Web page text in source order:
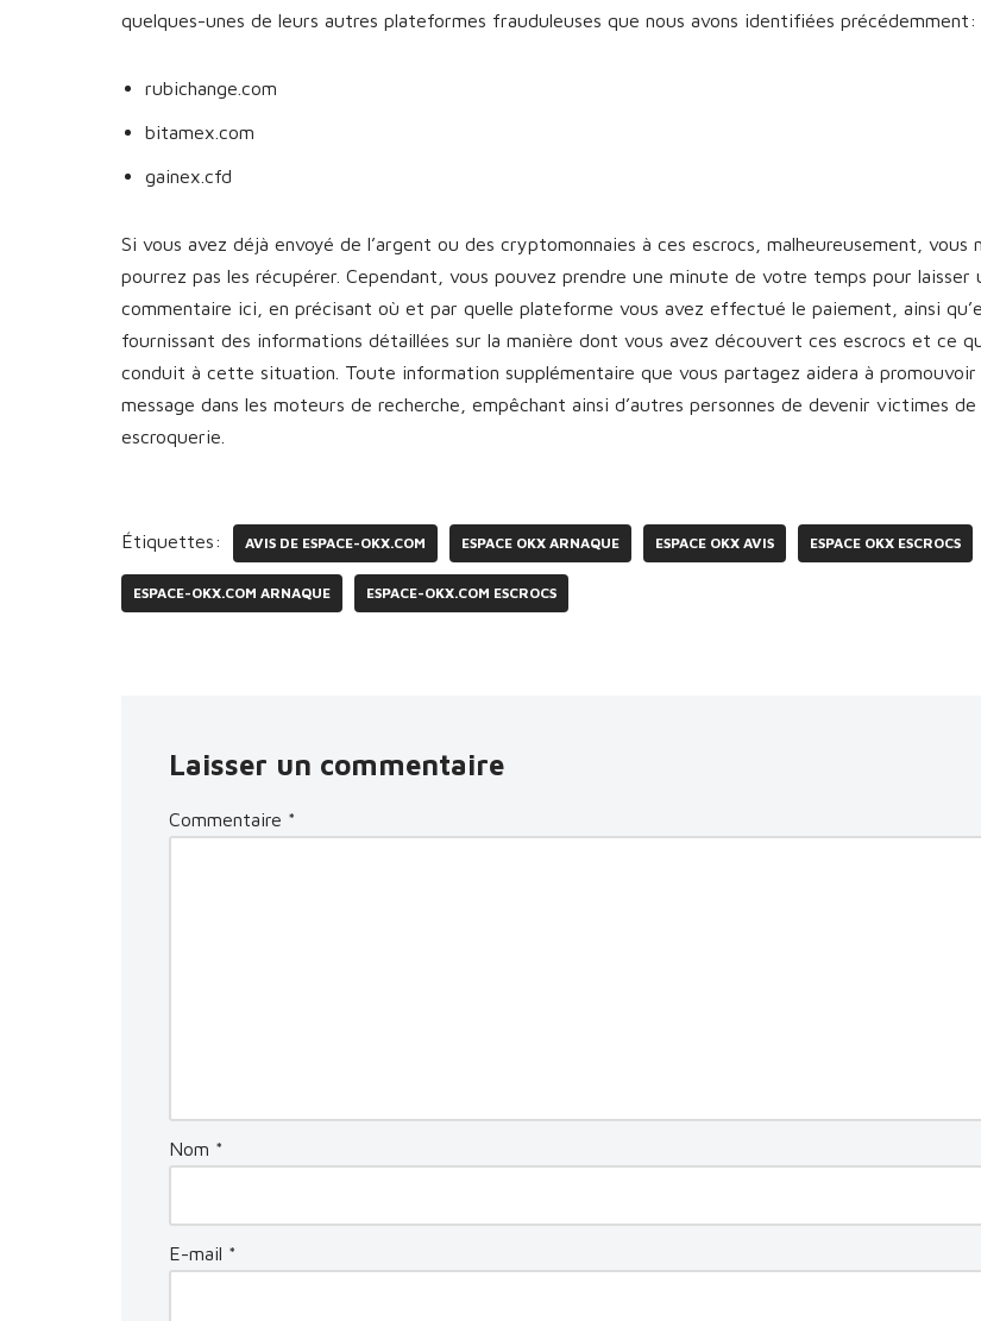
quelques-unes de leurs autres plateformes frauduleuses que nous avons identifiées précédemment:
rubichange.com
bitamex.com
gainex.cfd
Si vous avez déjà envoyé de l’argent ou des cryptomonnaies à ces escrocs, malheureusement, vous
pourrez pas les récupérer. Cependant, vous pouvez prendre une minute de votre temps pour laisser
commentaire ici, en précisant où et par quelle plateforme vous avez effectué le paiement, ainsi
fournissant des informations détaillées sur la manière dont vous avez découvert ces escrocs et ce
conduit à cette situation. Toute information supplémentaire que vous partagez aidera à promouvoir
message dans les moteurs de recherche, empêchant ainsi d’autres personnes de devenir victimes
escroquerie.
Étiquettes: AVIS DE ESPACE-OKX.COM ESPACE OKX ARNAQUE ESPACE OKX AVIS ESPACE OKX ESCROCS
ESPACE-OKX.COM ARNAQUE ESPACE-OKX.COM ESCROCS
Laisser un commentaire
Commentaire *
Nom *
E-mail *